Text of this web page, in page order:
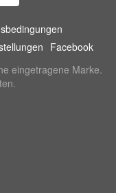
Facebook
eingetragene Marke.